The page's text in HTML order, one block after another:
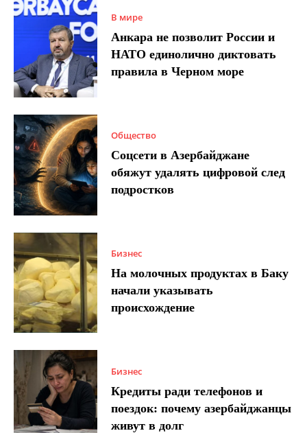
В мире
Анкара не позволит России и
НАТО единолично диктовать
правила в Черном море
Общество
Соцсети в Азербайджане
обяжут удалять цифровой след
подростков
Бизнес
На молочных продуктах в Баку
начали указывать
происхождение
Бизнес
Кредиты ради телефонов и
поездок: почему азербайджанцы
живут в долг